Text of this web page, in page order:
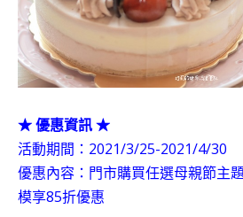
★ 優惠資訊 ★
活動期間：2021/3/25-2021/4/30
優惠內容：門市購買任選母親節主
模享85折優惠